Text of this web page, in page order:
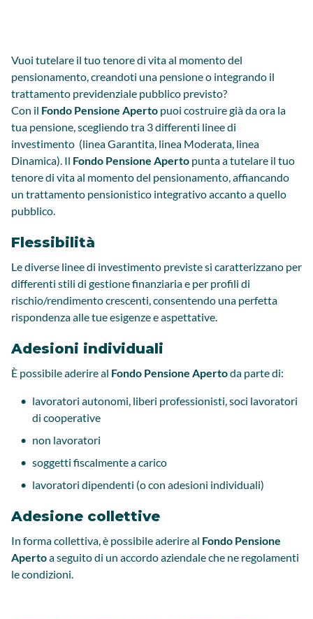
Vuoi tutelare il tuo tenore di vita al momento del
pensionamento, creandoti una pensione o integrando il
trattamento previdenziale pubblico previsto?
Con il Fondo Pensione Aperto puoi costruire già da ora la
tua pensione, scegliendo tra 3 differenti linee di
investimento (linea Garantita, linea Moderata, linea
Dinamica). Il Fondo Pensione Aperto punta a tutelare il tuo
tenore di vita al momento del pensionamento, affiancando
un trattamento pensionistico integrativo accanto a quello
pubblico.
Flessibilità
Le diverse linee di investimento previste si caratterizzano per
differenti stili di gestione finanziaria e per profili di
rischio/rendimento crescenti, consentendo una perfetta
rispondenza alle tue esigenze e aspettative.
Adesioni individuali
È possibile aderire al Fondo Pensione Apertoda parte di:
lavoratori autonomi, liberi professionisti, soci lavoratori
di cooperative
non lavoratori
soggetti fiscalmente a carico
lavoratori dipendenti (o con adesioni individuali)
Adesione collettive
In forma collettiva, è possibile aderire al Fondo Pensione
Apertoa seguito di un accordo aziendale che ne regolamenti
le condizioni.